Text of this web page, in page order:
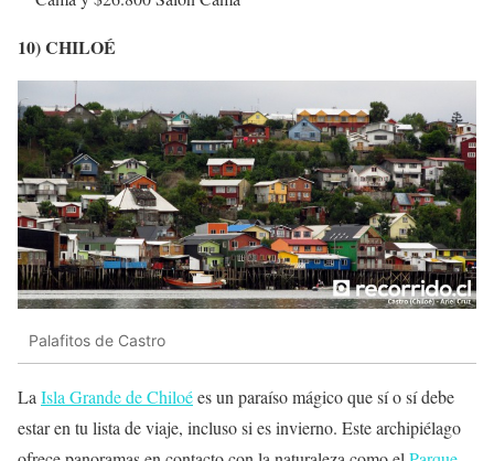
10) CHILOÉ
Palafitos de Castro
La Isla Grande de Chiloées un paraíso mágico que sí o sí debe
estar en tu lista de viaje, incluso si es invierno. Este archipiélago